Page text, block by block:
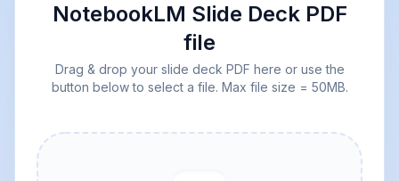
NotebookLM Slide Deck PDF
file
Drag & drop your slide deck PDF here or use the
button below to select a file. Max file size = 50MB.